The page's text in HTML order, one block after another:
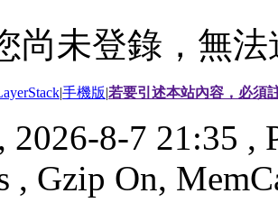
尚未登錄，無
|手機版|若要引述本站內容，必須
2026-8-7 21:35 ,
, Gzip On,